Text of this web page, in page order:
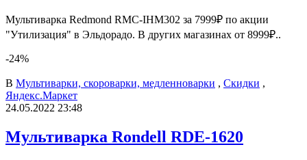
Мультиварка Redmond RMC-IHM302 за 7999₽ по акции
"Утилизация" в Эльдорадо. В других магазинах от 8999₽..
-24%
В Мультиварки, скороварки, медленноварки , Скидки ,
Яндекс.Маркет
24.05.2022 23:48
Мультиварка Rondell RDE-1620